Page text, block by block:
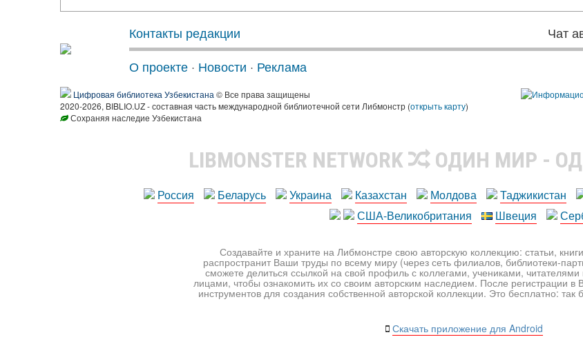
Контакты редакции Чат
О проекте · Новости · Реклама
Цифровая библиотека Узбекистана © Все права защищены
2020-2026, BIBLIO.UZ - составная часть международной библиотечной сети Либмонстр (открыть карту)
Сохраняя наследие Узбекистана
LIBMONSTER NETWORK ОДИН МИР -
Россия Беларусь Украина Казахстан Молдова Таджикистан
США-Великобритания
Швеция
Создавайте и храните на Либмонстре свою авторскую коллекцию: статьи,
распространит Ваши труды по всему миру (через сеть филиалов, библиотеки-
сможете делиться ссылкой на свой профиль с коллегами, учениками,
лицами, чтобы ознакомить их со своим авторским наследием. После регистрации
инструментов для создания собственной авторской коллекции. Это бесплатно: так
Скачать приложение для Android